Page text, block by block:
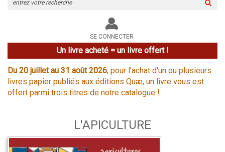
le
site
SE CONNECTER
Un livre acheté = un livre offert !
Du 20 juillet au 31 août 2026, pour l'achat d'un ou plusieurs
livres papier publiés aux éditions Quæ, un livre vous est
offert parmi trois titres de notre catalogue !
L'APICULTURE